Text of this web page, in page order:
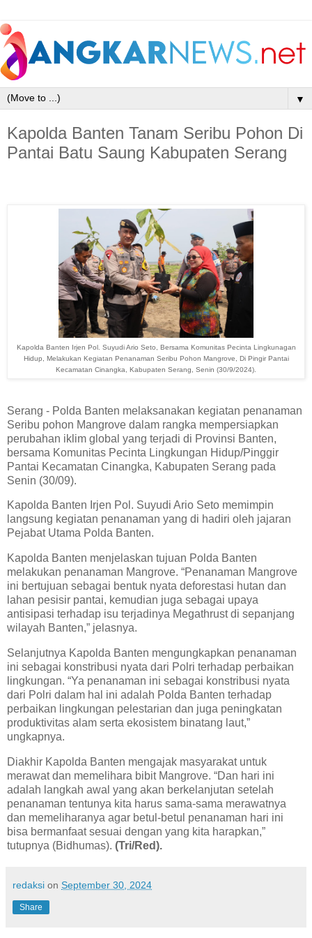
▼
Kapolda Banten Tanam Seribu Pohon Di
Pantai Batu Saung Kabupaten Serang
Kapolda Banten Irjen Pol. Suyudi Ario Seto, Bersama Komunitas Pecinta Lingkunagan
Hidup, Melakukan Kegiatan Penanaman Seribu Pohon Mangrove, Di Pingir Pantai
Kecamatan Cinangka, Kabupaten Serang, Senin (30/9/2024).
Serang - Polda Banten melaksanakan kegiatan penanaman
Seribu pohon Mangrove dalam rangka mempersiapkan
perubahan iklim global yang terjadi di Provinsi Banten,
bersama Komunitas Pecinta Lingkungan Hidup/Pinggir
Pantai Kecamatan Cinangka, Kabupaten Serang pada
Senin (30/09).
Kapolda Banten Irjen Pol. Suyudi Ario Seto memimpin
langsung kegiatan penanaman yang di hadiri oleh jajaran
Pejabat Utama Polda Banten.
Kapolda Banten menjelaskan tujuan Polda Banten
melakukan penanaman Mangrove. “Penanaman Mangrove
ini bertujuan sebagai bentuk nyata deforestasi hutan dan
lahan pesisir pantai, kemudian juga sebagai upaya
antisipasi terhadap isu terjadinya Megathrust di sepanjang
wilayah Banten,” jelasnya.
Selanjutnya Kapolda Banten mengungkapkan penanaman
ini sebagai konstribusi nyata dari Polri terhadap perbaikan
lingkungan. “Ya penanaman ini sebagai konstribusi nyata
dari Polri dalam hal ini adalah Polda Banten terhadap
perbaikan lingkungan pelestarian dan juga peningkatan
produktivitas alam serta ekosistem binatang laut,”
ungkapnya.
Diakhir Kapolda Banten mengajak masyarakat untuk
merawat dan memelihara bibit Mangrove. “Dan hari ini
adalah langkah awal yang akan berkelanjutan setelah
penanaman tentunya kita harus sama-sama merawatnya
dan memeliharanya agar betul-betul penanaman hari ini
bisa bermanfaat sesuai dengan yang kita harapkan,”
tutupnya (Bidhumas). (Tri/Red).
redaksi on September 30, 2024
Share